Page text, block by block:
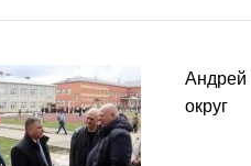
Андрей
округ